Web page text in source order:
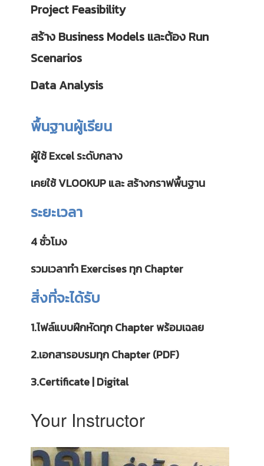
Project Feasibility
สร้าง Business Models และต้อง Run
Scenarios
Data Analysis
พื้นฐานผู้เรียน
ผู้ใช้ Excel ระดับกลาง
เคยใช้ VLOOKUP และ สร้างกราฟพื้นฐาน
ระยะเวลา
4 ชั่วโมง
รวมเวลาทำ Exercises ทุก Chapter
สิ่งที่จะได้รับ
1.ไฟล์แบบฝึกหัดทุก Chapter พร้อมเฉลย
2.เอกสารอบรมทุก Chapter (PDF)
3.Certificate | Digital
Your Instructor